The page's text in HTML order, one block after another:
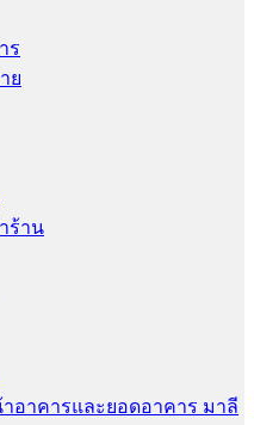
ร
ย
ร้าน
อาคารและยอดอาคาร มาลี